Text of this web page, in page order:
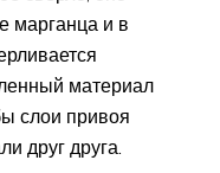
марганца и в
материал
слои привоя
друг друга.